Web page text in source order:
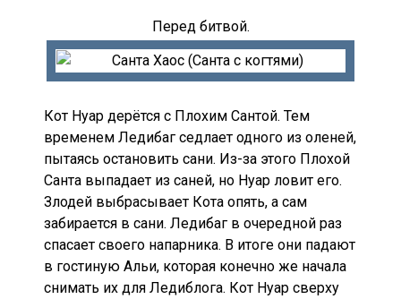
Перед битвой.
Кот Нуар дерётся с Плохим Сантой. Тем
временем Ледибаг седлает одного из оленей,
пытаясь остановить сани. Из-за этого Плохой
Санта выпадает из саней, но Нуар ловит его.
Злодей выбрасывает Кота опять, а сам
забирается в сани. Ледибаг в очередной раз
спасает своего напарника. В итоге они падают
в гостиную Альи, которая конечно же начала
снимать их для Ледиблога. Кот Нуар сверху